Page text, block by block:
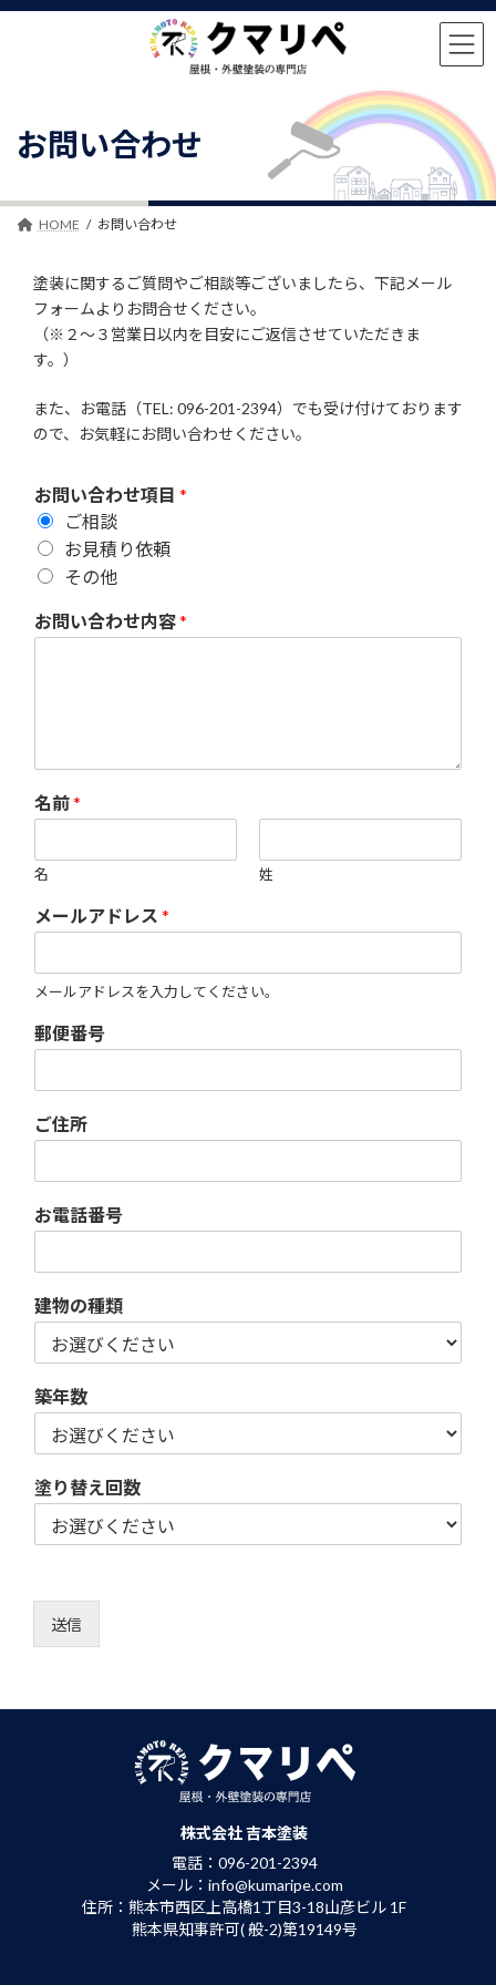
コ
プ
ナ
動
お問い合わせ
HOME お問い合わせ
塗装に関するご質問やご相談等ございましたら、下記メール
フォームよりお問合せください。
（※２～３営業日以内を目安にご返信させていただきま
す。）
また、お電話（TEL: 096-201-2394）でも受け付けております
ので、お気軽にお問い合わせください。
お問い合わせ項目 *
ご相談
お見積り依頼
その他
お問い合わせ内容*
名前*
名 姓
メールアドレス *
メールアドレスを入力してください。
郵便番号
ご住所
お電話番号
建物の種類
築年数
塗り替え回数
送信
株式会社 吉本塗装
電話：096-201-2394
メール：info@kumaripe.com
住所：熊本市西区上高橋1丁目3-18山彦ビル 1F
熊本県知事許可( 般-2)第19149号